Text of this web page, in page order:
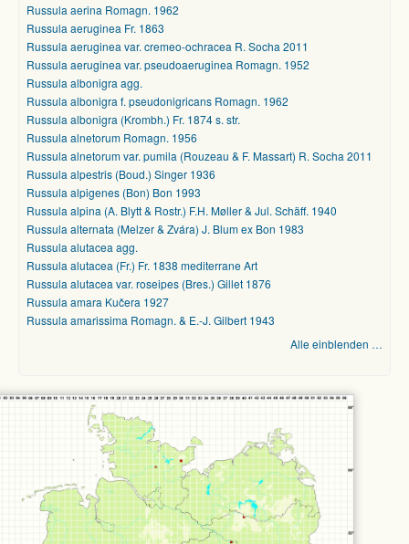
Russula aerina Romagn. 1962
Russula aeruginea Fr. 1863
Russula aeruginea var. cremeo-ochracea R. Socha 2011
Russula aeruginea var. pseudoaeruginea Romagn. 1952
Russula albonigra agg.
Russula albonigra f. pseudonigricans Romagn. 1962
Russula albonigra (Krombh.) Fr. 1874 s. str.
Russula alnetorum Romagn. 1956
Russula alnetorum var. pumila (Rouzeau & F. Massart) R. Socha 2011
Russula alpestris (Boud.) Singer 1936
Russula alpigenes (Bon) Bon 1993
Russula alpina (A. Blytt & Rostr.) F.H. Møller & Jul. Schäff. 1940
Russula alternata (Melzer & Zvára) J. Blum ex Bon 1983
Russula alutacea agg.
Russula alutacea (Fr.) Fr. 1838 mediterrane Art
Russula alutacea var. roseipes (Bres.) Gillet 1876
Russula amara Kučera 1927
Russula amarissima Romagn. & E.-J. Gilbert 1943
Alle einblenden …